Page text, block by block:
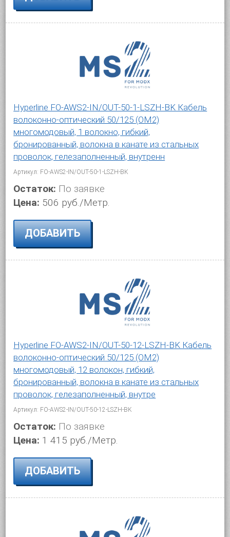
Hyperline FO-AWS2-IN/OUT-50-1-LSZH-BK Кабель
волоконно-оптический 50/125 (OM2)
многомодовый, 1 волокно, гибкий,
бронированный, волокна в канате из стальных
проволок, гелезаполненный, внутренн
Артикул: FO-AWS2-IN/OUT-50-1-LSZH-BK
Остаток: По заявке
Цена: 506 руб./Метр.
ДОБАВИТЬ
Hyperline FO-AWS2-IN/OUT-50-12-LSZH-BK Кабель
волоконно-оптический 50/125 (OM2)
многомодовый, 12 волокон, гибкий,
бронированный, волокна в канате из стальных
проволок, гелезаполненный, внутре
Артикул: FO-AWS2-IN/OUT-50-12-LSZH-BK
Остаток: По заявке
Цена: 1 415 руб./Метр.
ДОБАВИТЬ